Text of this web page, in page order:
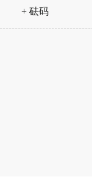
+ 砝码